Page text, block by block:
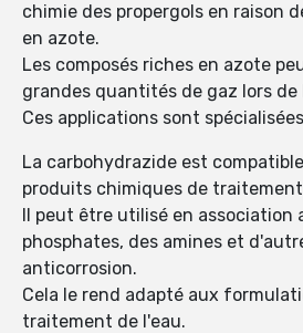
chimie des propergols en raison
en azote.
Les composés riches en azote
grandes quantités de gaz lors
Ces applications sont
La carbohydrazide est
produits chimiques de
Il peut être utilisé en association
phosphates, des amines et
anticorrosion.
Cela le rend adapté aux
traitement de l'eau.